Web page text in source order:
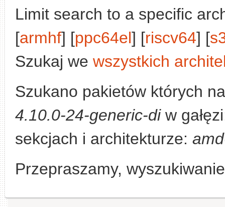
Limit search to a specific
[armhf] [ppc64el] [riscv64] [
Szukaj we wszystkich
Szukano pakietów których
4.10.0-24-generic-diw
sekcjach i architekturze:
Przepraszamy,